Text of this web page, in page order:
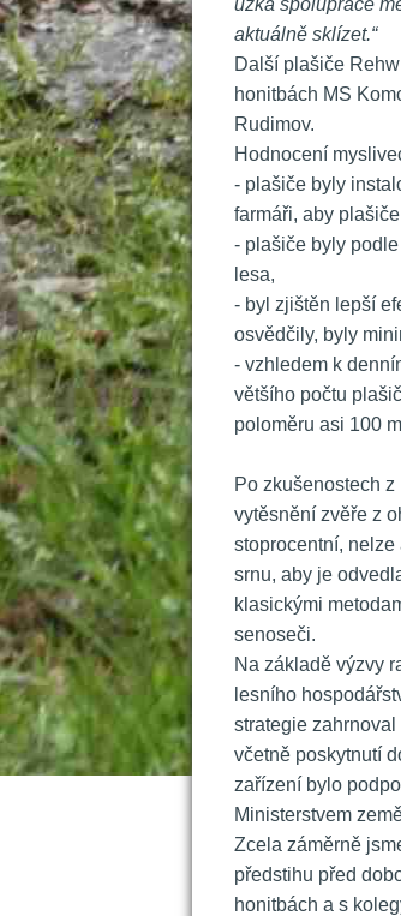
aktuálně sklízet.“
Další plašiče
honitbách MS
Rudimov.
Hodnocení
- plašiče byly
farmáři, aby
- plašiče byly
lesa,
- byl zjištěn lepší
osvědčily, byly
- vzhledem k
většího počtu
poloměru asi 100
Po zkušenostech
vytěsnění zvěře z
toprocentní, nelze
rnu, aby je
klasickými
enoseči.
Na základě výzvy
lesního
trategie zahrnoval
včetně poskytnutí
zařízení bylo
Ministerstvem
Zcela záměrně
předstihu před
honitbách a s